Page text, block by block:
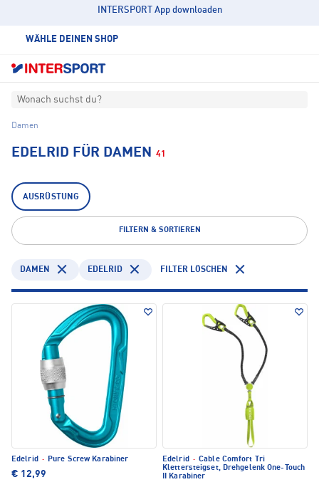
INTERSPORT App downloaden
WÄHLE DEINEN SHOP
Wonach suchst du?
Damen
EDELRID FÜR DAMEN 41
AUSRÜSTUNG
FILTERN & SORTIEREN
DAMEN EDELRID FILTER LÖSCHEN
Edelrid · Pure Screw Karabiner
€ 12,99
Edelrid · Cable Comfort Tri
Klettersteigset, Drehgelenk One-Touch
II Karabiner